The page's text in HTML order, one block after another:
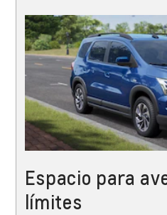
Espacio para
límites